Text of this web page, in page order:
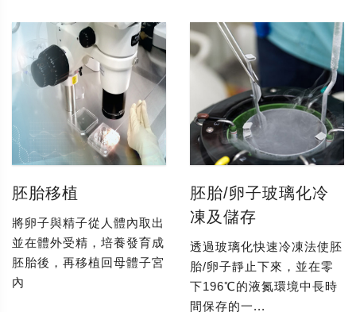
胚胎移植
將卵子與精子從人體內取出
並在體外受精，培養發育成
胚胎後，再移植回母體子宮
內
胚胎/卵子玻璃化冷
凍及儲存
透過玻璃化快速冷凍法使胚
胎/卵子靜止下來，並在零
下196℃的液氮環境中長時
間保存的一...